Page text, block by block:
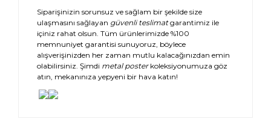
Siparişinizin sorunsuz ve sağlam bir şekilde size
ulaşmasını sağlayan güvenli teslimatgarantimiz ile
içiniz rahat olsun. Tüm ürünlerimizde %100
memnuniyet garantisi sunuyoruz, böylece
alışverişinizden her zaman mutlu kalacağınızdan emin
olabilirsiniz. Şimdi metal posterkoleksiyonumuza göz
atın, mekanınıza yepyeni bir hava katın!